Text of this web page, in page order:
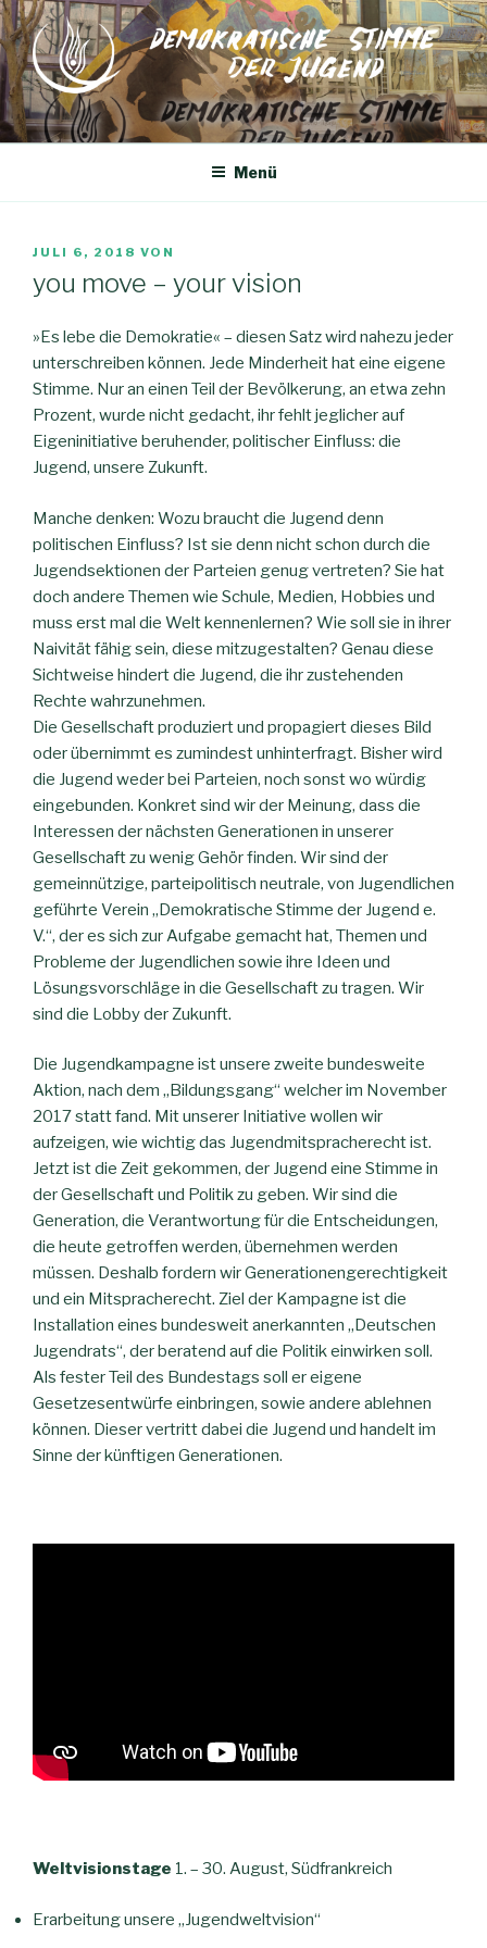
Zum
Inhalt
springen
Menü
VERÖFFENTLICHT
JULI 6, 2018 VON
you move – your vision
»Es lebe die Demokratie« – diesen Satz wird nahezu jeder
unterschreiben können. Jede Minderheit hat eine eigene
Stimme. Nur an einen Teil der Bevölkerung, an etwa zehn
Prozent, wurde nicht gedacht, ihr fehlt jeglicher auf
Eigeninitiative beruhender, politischer Einfluss: die
Jugend, unsere Zukunft.
Manche denken: Wozu braucht die Jugend denn
politischen Einfluss? Ist sie denn nicht schon durch die
Jugendsektionen der Parteien genug vertreten? Sie hat
doch andere Themen wie Schule, Medien, Hobbies und
muss erst mal die Welt kennenlernen? Wie soll sie in ihrer
Naivität fähig sein, diese mitzugestalten? Genau diese
Sichtweise hindert die Jugend, die ihr zustehenden
Rechte wahrzunehmen.
Die Gesellschaft produziert und propagiert dieses Bild
oder übernimmt es zumindest unhinterfragt. Bisher wird
die Jugend weder bei Parteien, noch sonst wo würdig
eingebunden. Konkret sind wir der Meinung, dass die
Interessen der nächsten Generationen in unserer
Gesellschaft zu wenig Gehör finden. Wir sind der
gemeinnützige, parteipolitisch neutrale, von Jugendlichen
geführte Verein „Demokratische Stimme der Jugend e.
V.“, der es sich zur Aufgabe gemacht hat, Themen und
Probleme der Jugendlichen sowie ihre Ideen und
Lösungsvorschläge in die Gesellschaft zu tragen. Wir
sind die Lobby der Zukunft.
Die Jugendkampagne ist unsere zweite bundesweite
Aktion, nach dem „Bildungsgang“ welcher im November
2017 statt fand. Mit unserer Initiative wollen wir
aufzeigen, wie wichtig das Jugendmitspracherecht ist.
Jetzt ist die Zeit gekommen, der Jugend eine Stimme in
der Gesellschaft und Politik zu geben. Wir sind die
Generation, die Verantwortung für die Entscheidungen,
die heute getroffen werden, übernehmen werden
müssen. Deshalb fordern wir Generationengerechtigkeit
und ein Mitspracherecht. Ziel der Kampagne ist die
Installation eines bundesweit anerkannten „Deutschen
Jugendrats“, der beratend auf die Politik einwirken soll.
Als fester Teil des Bundestags soll er eigene
Gesetzesentwürfe einbringen, sowie andere ablehnen
können. Dieser vertritt dabei die Jugend und handelt im
Sinne der künftigen Generationen.
Weltvisionstage 1. – 30. August, Südfrankreich
Erarbeitung unsere „Jugendweltvision“